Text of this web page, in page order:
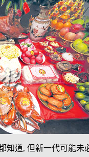
知道, 但新一代可能